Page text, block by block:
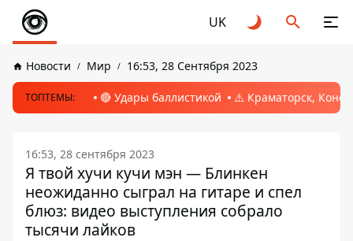
UK
Новости Мир 16:53, 28 Сентября 2023
ТОПТЕМЫ: 🔴 Удары баллистикой ⚠️ Краматорск,
16:53, 28 сентября 2023
Я твой хучи кучи мэн — Блинкен
неожиданно сыграл на гитаре и спел
блюз: видео выступления собрало
тысячи лайков